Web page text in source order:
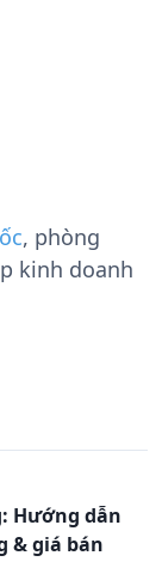
, phòng
kinh doanh
Hướng dẫn
& giá bán